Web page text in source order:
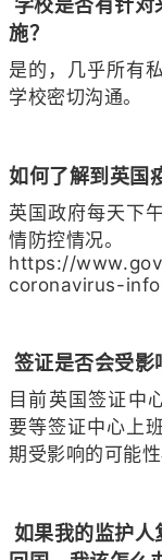
学校是否有针
施？
是的，几乎所有
学校密切沟通。
如何了解到英国
英国政府每天下
情防控情况。
https://
coronavirus-
签证是否会受影
目前英国签证中
要等签证中心上
期受影响的可能性
如果我的监护